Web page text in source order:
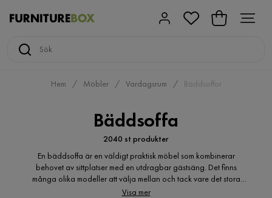
Hem Möbler Vardagsrum Bäddsoffor
Bäddsoffa
2040 st produkter
En bäddsoffa är en väldigt praktisk möbel som kombinerar
behovet av sittplatser med en utdragbar gästsäng. Det finns
många olika modeller att välja mellan och tack vare det stora
urvalet går det att hitta den perfekta färgen som passar in perfekt
Visa mer